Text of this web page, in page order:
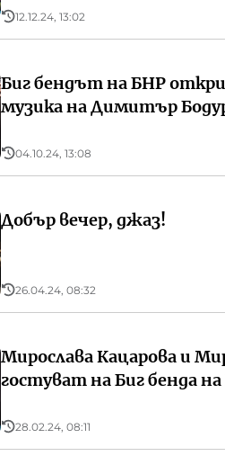
12.12.24, 13:02
Биг бендът на БНР
музика на Димитър
04.10.24, 13:08
Добър вечер, джаз!
26.04.24, 08:32
Мирослава Кацарова и
гостуват на Биг бенда
28.02.24, 08:11